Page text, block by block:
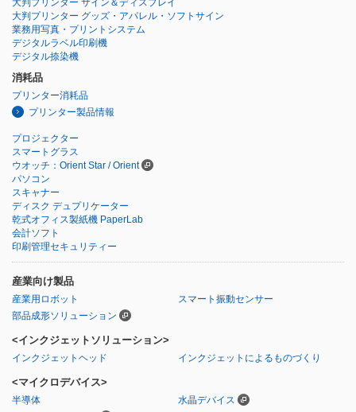
大判プリンター サイン＆ディスプレイ
大判プリンター グッズ・アパレル・ソフトサイン
業務用写真・プリントシステム
デジタルラベル印刷機
デジタル捺染機
消耗品
プリンター消耗品
プリンター製品情報
プロジェクター
スマートグラス
ウオッチ：Orient Star / Orient
パソコン
スキャナー
ディスク デュプリケーター
乾式オフィス製紙機 PaperLab
会計ソフト
印刷管理セキュリティー
産業向け製品
産業用ロボット
スマート振動センサー
部品成形ソリューション
<インクジェットソリューション>
インクジェットヘッド インクジェットによるものづくり
<マイクロデバイス>
半導体 水晶デバイス